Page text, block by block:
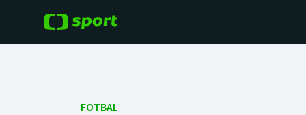
FOTBAL